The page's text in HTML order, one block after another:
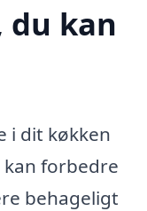
du kan
i dit køkken
forbedre
behageligt